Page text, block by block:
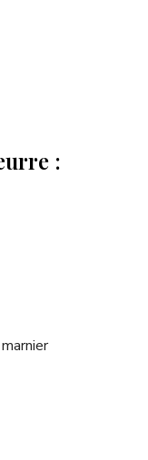
: